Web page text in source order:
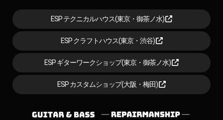
ESP テクニカルハウス(東京・御茶ノ水)
ESP クラフトハウス(東京・渋谷)
ESP ギターワークショップ(東京・御茶ノ水)
ESP カスタムショップ(大阪・梅田)